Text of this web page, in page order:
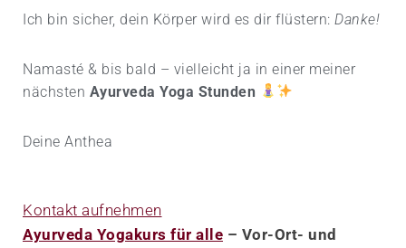
i
Ich bin sicher, dein Körper wird es dir flüstern: Danke!
Namasté & bis bald – vielleicht ja in einer meiner
nächsten Ayurveda Yoga Stunden
Deine Anthea
Kontakt aufnehmen
Ayurveda Yogakurs für alle – Vor-Ort- und